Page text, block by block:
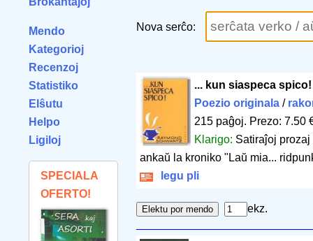
Mendo
Kategorioj
Recenzoj
Statistiko
Elŝutu
Helpo
Ligiloj
SPECIALA
OFERTO!
Nova serĉo:
... kun siaspeca spico!
Poezio originala/
215 paĝoj. Prezo: 7.50
Klarigo: Satiraĵoj
ankaŭ la kroniko "Laŭ mia...
legu pli
ekz.